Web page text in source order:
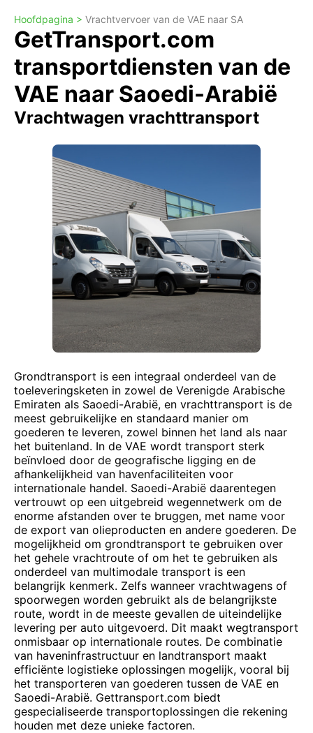
Hoofdpagina > Vrachtvervoer van de VAE naar SA
GetTransport.com
transportdiensten van de
VAE naar Saoedi-Arabië
Vrachtwagen vrachttransport
Grondtransport is een integraal onderdeel van de
toeleveringsketen in zowel de Verenigde Arabische
Emiraten als Saoedi-Arabië, en vrachttransport is de
meest gebruikelijke en standaard manier om
goederen te leveren, zowel binnen het land als naar
het buitenland. In de VAE wordt transport sterk
beïnvloed door de geografische ligging en de
afhankelijkheid van havenfaciliteiten voor
internationale handel. Saoedi-Arabië daarentegen
vertrouwt op een uitgebreid wegennetwerk om de
enorme afstanden over te bruggen, met name voor
de export van olieproducten en andere goederen. De
mogelijkheid om grondtransport te gebruiken over
het gehele vrachtroute of om het te gebruiken als
onderdeel van multimodale transport is een
belangrijk kenmerk. Zelfs wanneer vrachtwagens of
spoorwegen worden gebruikt als de belangrijkste
route, wordt in de meeste gevallen de uiteindelijke
levering per auto uitgevoerd. Dit maakt wegtransport
onmisbaar op internationale routes. De combinatie
van haveninfrastructuur en landtransport maakt
efficiënte logistieke oplossingen mogelijk, vooral bij
het transporteren van goederen tussen de VAE en
Saoedi-Arabië. Gettransport.com biedt
gespecialiseerde transportoplossingen die rekening
houden met deze unieke factoren.